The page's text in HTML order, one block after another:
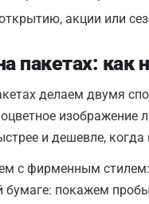
акции или
пакетах: как
делаем двумя
изображение
и дешевле, когда
с фирменным
бумаге: покажем